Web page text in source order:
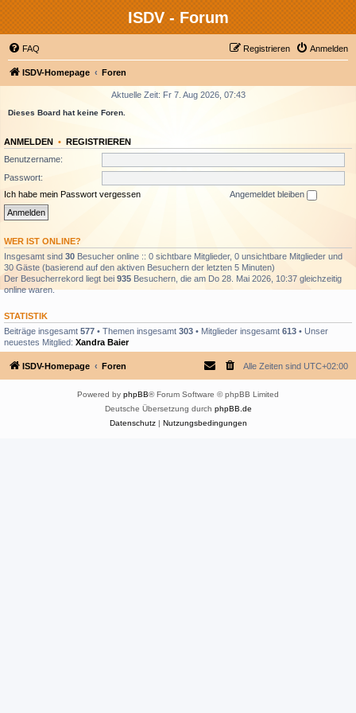
ISDV - Forum
FAQ Anmelden
Registrieren
ISDV-Homepage Foren
Aktuelle Zeit: Fr 7. Aug 2026, 07:43
Dieses Board hat keine Foren.
ANMELDEN • REGISTRIEREN
Benutzername:
Passwort:
Ich habe mein Passwort vergessen
Angemeldet bleiben
WER IST ONLINE?
Insgesamt sind 30 Besucher online :: 0 sichtbare Mitglieder, 0 unsichtbare Mitglieder und
30 Gäste (basierend auf den aktiven Besuchern der letzten 5 Minuten)
Der Besucherrekord liegt bei 935 Besuchern, die am Do 28. Mai 2026, 10:37 gleichzeitig
online waren.
STATISTIK
Beiträge insgesamt 577 • Themen insgesamt 303 • Mitglieder insgesamt 613 • Unser
neuestes Mitglied: Xandra Baier
ISDV-Homepage Foren Alle Zeiten sind UTC+02:00
Powered by phpBB® Forum Software © phpBB Limited
Deutsche Übersetzung durch phpBB.de
Datenschutz| Nutzungsbedingungen